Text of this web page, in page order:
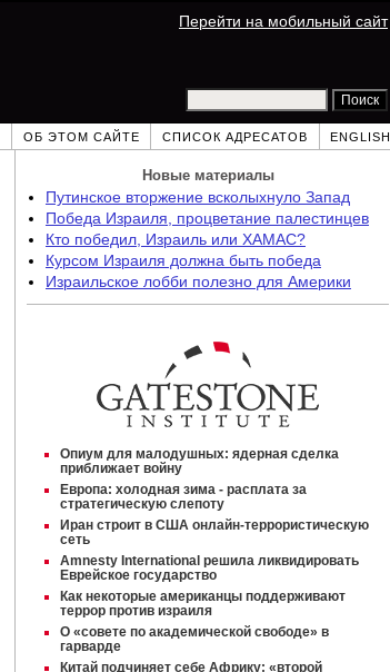
Перейти на мобильный сайт
ОБ ЭТОМ САЙТЕ СПИСОК АДРЕСАТОВ ENGLISH
Новые материалы
Путинское вторжение всколыхнуло Запад
Победа Израиля, процветание палестинцев
Кто победил, Израиль или ХАМАС?
Курсом Израиля должна быть победа
Израильское лобби полезно для Америки
Опиум для малодушных: ядерная сделка
приближает войну
Европа: холодная зима - расплата за
стратегическую слепоту
Иран строит в США онлайн-террористическую
сеть
Amnesty International решила ликвидировать
Еврейское государство
Как некоторые американцы поддерживают
террор против израиля
О «совете по академической свободе» в
гарварде
Китай подчиняет себе Африку: «второй